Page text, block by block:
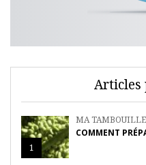
Articles
1
MA TAMBOUILLE
COMMENT